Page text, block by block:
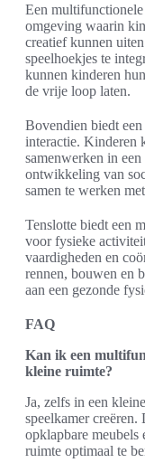
Een multifunctionele
omgeving waarin
creatief kunnen
speelhoekjes te
kunnen kinderen
de vrije loop laten.
Bovendien biedt
interactie. Kinderen
samenwerken in
ontwikkeling van
samen te werken
Tenslotte biedt een
voor fysieke
vaardigheden en
rennen, bouwen en
aan een gezonde
FAQ
Kan ik een
kleine ruimte?
Ja, zelfs in een
speelkamer
opklapbare meubels
ruimte optimaal te